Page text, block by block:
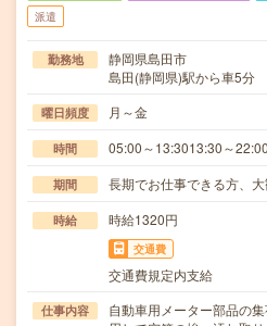
派遣
勤務地
静岡県島田市
島田(静岡県)駅から車5分
曜日頻度 月～金
時間 05:00～13:3013:30～22:00
期間 長期でお仕事できる方、大
時給 時給1320円
交通費
交通費規定内支給
仕事内容
自動車用メーター部品の